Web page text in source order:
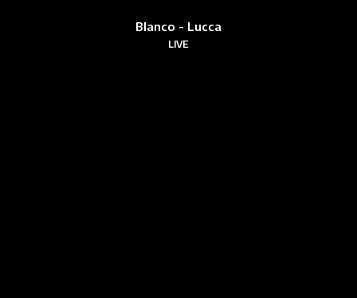
Blanco - Lucca
LIVE